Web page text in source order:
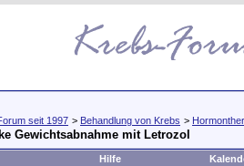
seit 1997 > Behandlung von Krebs >
Gewichtsabnahme mit Letrozol
Hilfe